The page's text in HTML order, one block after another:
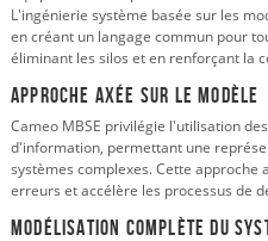
L'ingénierie système basée sur les
en créant un langage commun pour
éliminant les silos et en renforçant la
Approche axée sur le modèle
Cameo MBSE privilégie l'utilisation
d'information, permettant une
systèmes complexes. Cette
erreurs et accélère les processus de
Modélisation complète du